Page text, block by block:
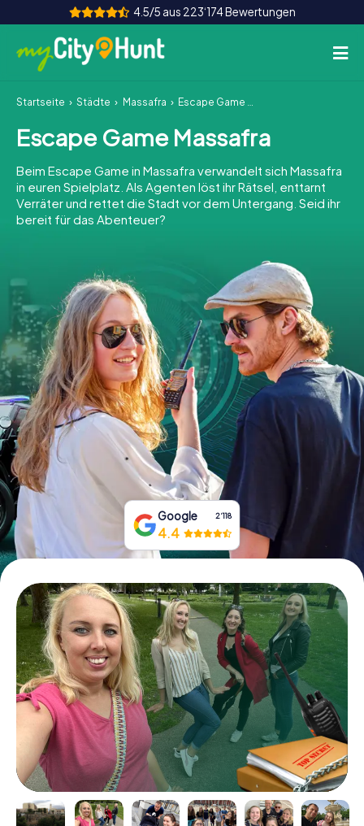
4.5/5 aus 223‘174 Bewertungen
So funktioniert's
Städte
Touren
Teamevent
INT AT CH
DE
ES
FR UK
IE
IT
NL
Tickets buchen
Gutscheine bestellen
Startseite Städte Massafra Escape Game Massafra
Escape Game Massafra
Beim Escape Game in Massafra verwandelt sich Massafra
in euren Spielplatz. Als Agenten löst ihr Rätsel, enttarnt
Verräter und rettet die Stadt vor dem Untergang. Seid ihr
bereit für das Abenteuer?
Google 2‘118
4.4